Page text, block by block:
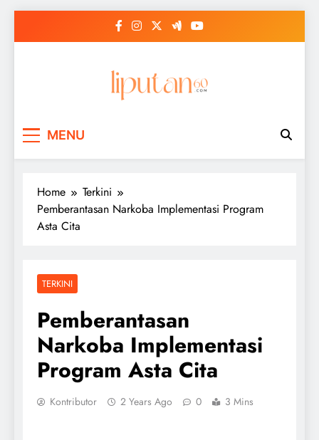
MENU
Home
Terkini
Pemberantasan Narkoba Implementasi Program
Asta Cita
TERKINI
Pemberantasan
Narkoba Implementasi
Program Asta Cita
Kontributor 2 Years Ago 0 3 Mins